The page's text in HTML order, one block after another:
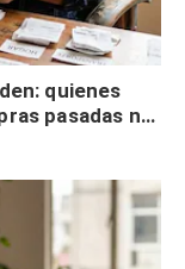
quienes
pasadas no
de